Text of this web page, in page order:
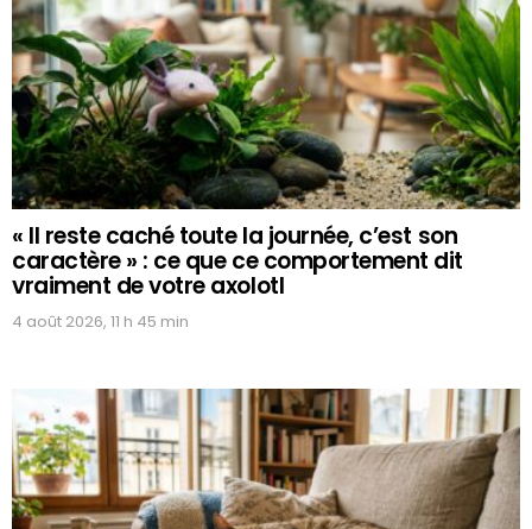
« Il reste caché toute la journée, c’est son
caractère » : ce que ce comportement dit
vraiment de votre axolotl
4 août 2026, 11 h 45 min